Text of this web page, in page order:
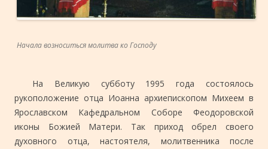
Начала возноситься молитва ко Господу
На Великую субботу 1995 года состоялось
рукоположение отца Иоанна архиепископом Михеем в
Ярославском Кафедральном Соборе Феодоровской
иконы Божией Матери. Так приход обрел своего
духовного отца, настоятеля, молитвенника после